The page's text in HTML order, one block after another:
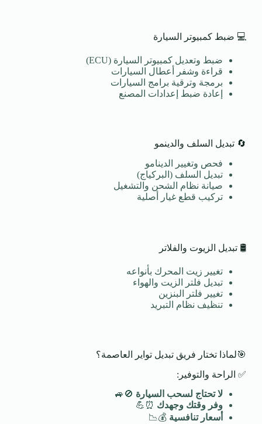
💻 ضبط كمبيوتر السيارة
ضبط وتعديل كمبيوتر السيارة (ECU)
قراءة وشفر أعطال السيارات
برمجة وترقية برامج السيارات
إعادة ضبط إعدادات المصنع
🔄 تبديل السلف والدينمو
فحص وتغيير الدينامو
تبديل السلف (البركياج)
صيانة نظام الشحن والتشغيل
تركيب قطع غيار أصلية
🛢️ تبديل الزيوت والفلاتر
تغيير زيت المحرك بأنواعه
تبديل فلتر الزيت والهواء
تغيير فلتر البنزين
تنظيف نظام التبريد
🎯لماذا تختار فريق تبديل تواير العاصمة؟
✅ الراحة والتوفير:
لا تحتاج لسحب السيارة 🚫🚙
وفر وقتك وجهدك ⏰💪
أسعار تنافسية 💰📉